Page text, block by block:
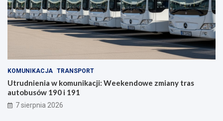
KOMUNIKACJA TRANSPORT
Utrudnienia w komunikacji: Weekendowe zmiany tras
autobusów 190 i 191
7 sierpnia 2026